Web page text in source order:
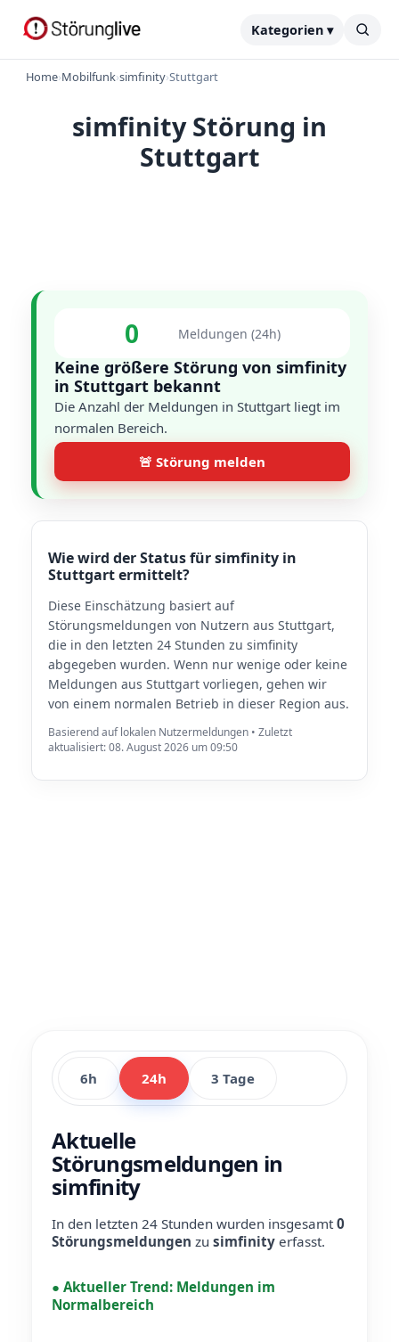
Kategorien ▾
Home›Mobilfunk›simfinity›Stuttgart
simfinity Störung in
Stuttgart
0 Meldungen (24h)
Keine größere Störung von simfinity
in Stuttgart bekannt
Die Anzahl der Meldungen in Stuttgart liegt im
normalen Bereich.
🚨 Störung melden
Wie wird der Status für simfinity in
Stuttgart ermittelt?
Diese Einschätzung basiert auf
Störungsmeldungen von Nutzern aus Stuttgart,
die in den letzten 24 Stunden zu simfinity
abgegeben wurden. Wenn nur wenige oder keine
Meldungen aus Stuttgart vorliegen, gehen wir
von einem normalen Betrieb in dieser Region aus.
Basierend auf lokalen Nutzermeldungen • Zuletzt
aktualisiert: 08. August 2026 um 09:50
6h 24h 3 Tage
Aktuelle
Störungsmeldungen in
simfinity
In den letzten 24 Stunden wurden insgesamt0
Störungsmeldungen zu simfinity erfasst.
● Aktueller Trend: Meldungen im
Normalbereich